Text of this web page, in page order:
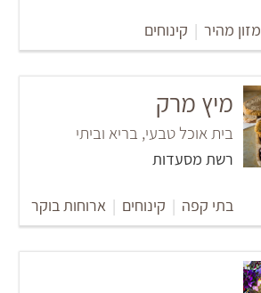
מזון מהיר | קינוחים
מיץ מרק
בית אוכל טבעי, בריא וביתי
רשת מסעדות
בתי קפה | קינוחים | ארוחות בוקר